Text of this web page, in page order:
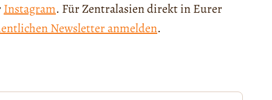
Instagram. Für Zentralasien direkt in Eurer
Newsletter anmelden.